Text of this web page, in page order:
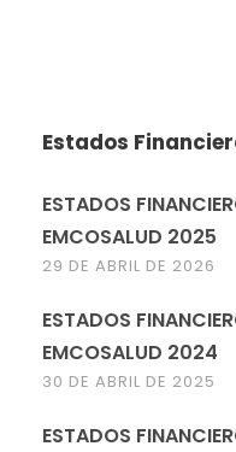
Estados
ESTADOS
EMCOSALUD 2025
29 DE ABRIL DE 2026
ESTADOS
EMCOSALUD 2024
30 DE ABRIL DE 2025
ESTADOS